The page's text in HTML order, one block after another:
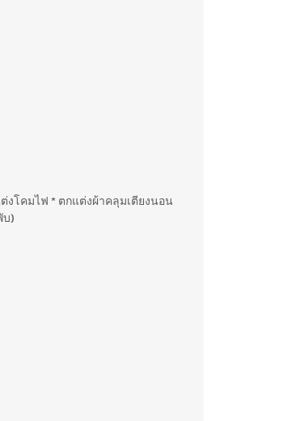
โคมไฟ * ตกแต่งผ้าคลุมเตียงนอน
บ)